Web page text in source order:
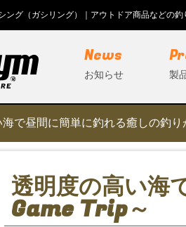
グ（ガシリング）｜アウトドア商品などの釣
News
お知らせ 製
で昼間に簡単に釣れる癒しの釣り
透明度の高い海
Game Trip～